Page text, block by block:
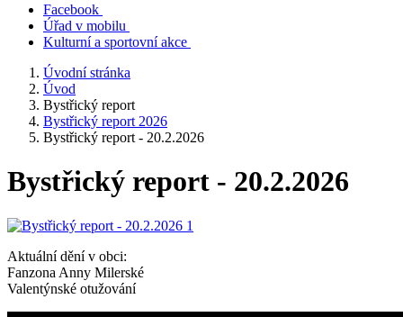
Facebook
Úřad v mobilu
Kulturní a sportovní akce
Úvodní stránka
Úvod
Bystřický report
Bystřický report 2026
Bystřický report - 20.2.2026
Bystřický report - 20.2.2026
Aktuální dění v obci:
Fanzona Anny Milerské
Valentýnské otužování